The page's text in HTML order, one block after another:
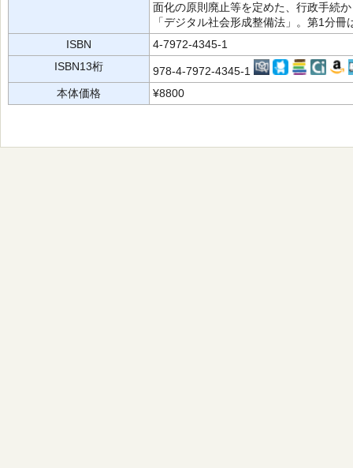
面化の原則廃止等を定めた、行政手続
「デジタル社会形成整備法」。第1分
ISBN
4-7972-4345-1
ISBN13桁
978-4-7972-4345-1
本体価格
¥8800